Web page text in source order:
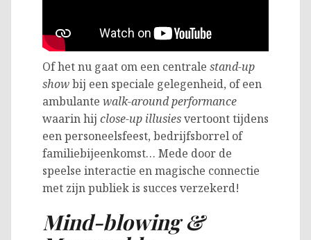
Of het nu gaat om een centrale stand-up
showbij een speciale gelegenheid, of een
ambulante walk-around performance
waarin hij close-up illusiesvertoont tijdens
een personeelsfeest, bedrijfsborrel of
familiebijeenkomst… Mede door de
speelse interactie en magische connectie
met zijn publiek is succes verzekerd!
Mind-blowing &